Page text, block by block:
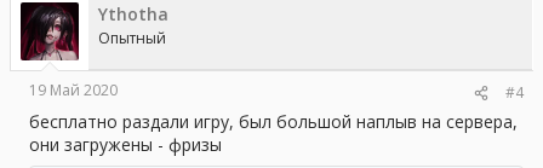
Ythotha
Опытный
19 Май 2020 #4
бесплатно раздали игру, был большой наплыв на сервера,
они загружены - фризы